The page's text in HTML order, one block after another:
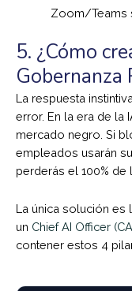
Zoom/Teams
5. ¿Cómo
Gobernanza
La respuesta
error. En la era de la
mercado negro. Si
empleados usarán
perderás el 100% de
La única solución es
un Chief AI Officer
contener estos 4